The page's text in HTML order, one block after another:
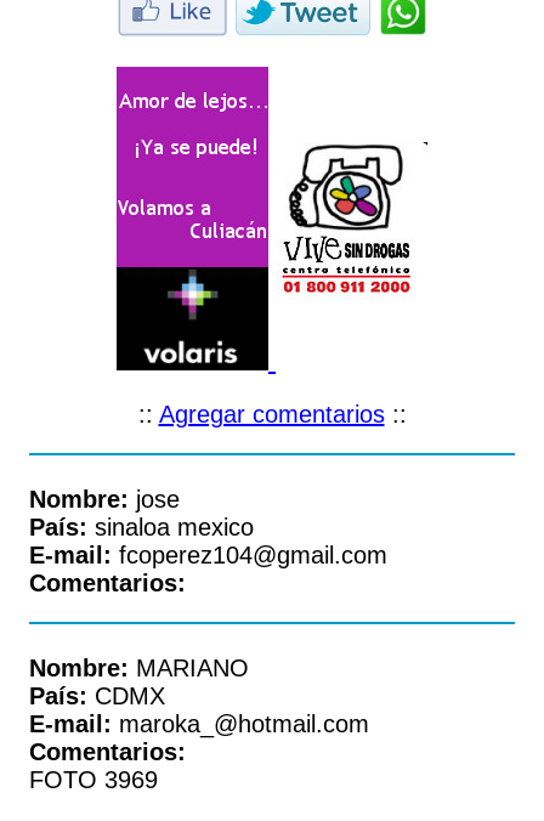
:: Agregar comentarios::
Nombre: jose
País: sinaloa mexico
E-mail: fcoperez104@gmail.com
Comentarios:
Nombre: MARIANO
País: CDMX
E-mail: maroka_@hotmail.com
Comentarios:
FOTO 3969